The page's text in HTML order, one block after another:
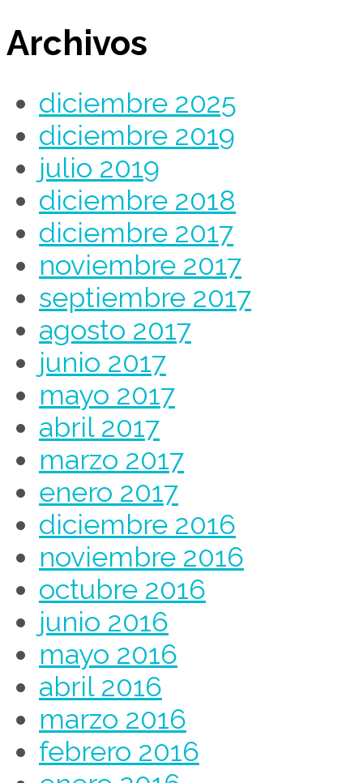
Archivos
diciembre 2025
diciembre 2019
julio 2019
diciembre 2018
diciembre 2017
noviembre 2017
septiembre 2017
agosto 2017
junio 2017
mayo 2017
abril 2017
marzo 2017
enero 2017
diciembre 2016
noviembre 2016
octubre 2016
junio 2016
mayo 2016
abril 2016
marzo 2016
febrero 2016